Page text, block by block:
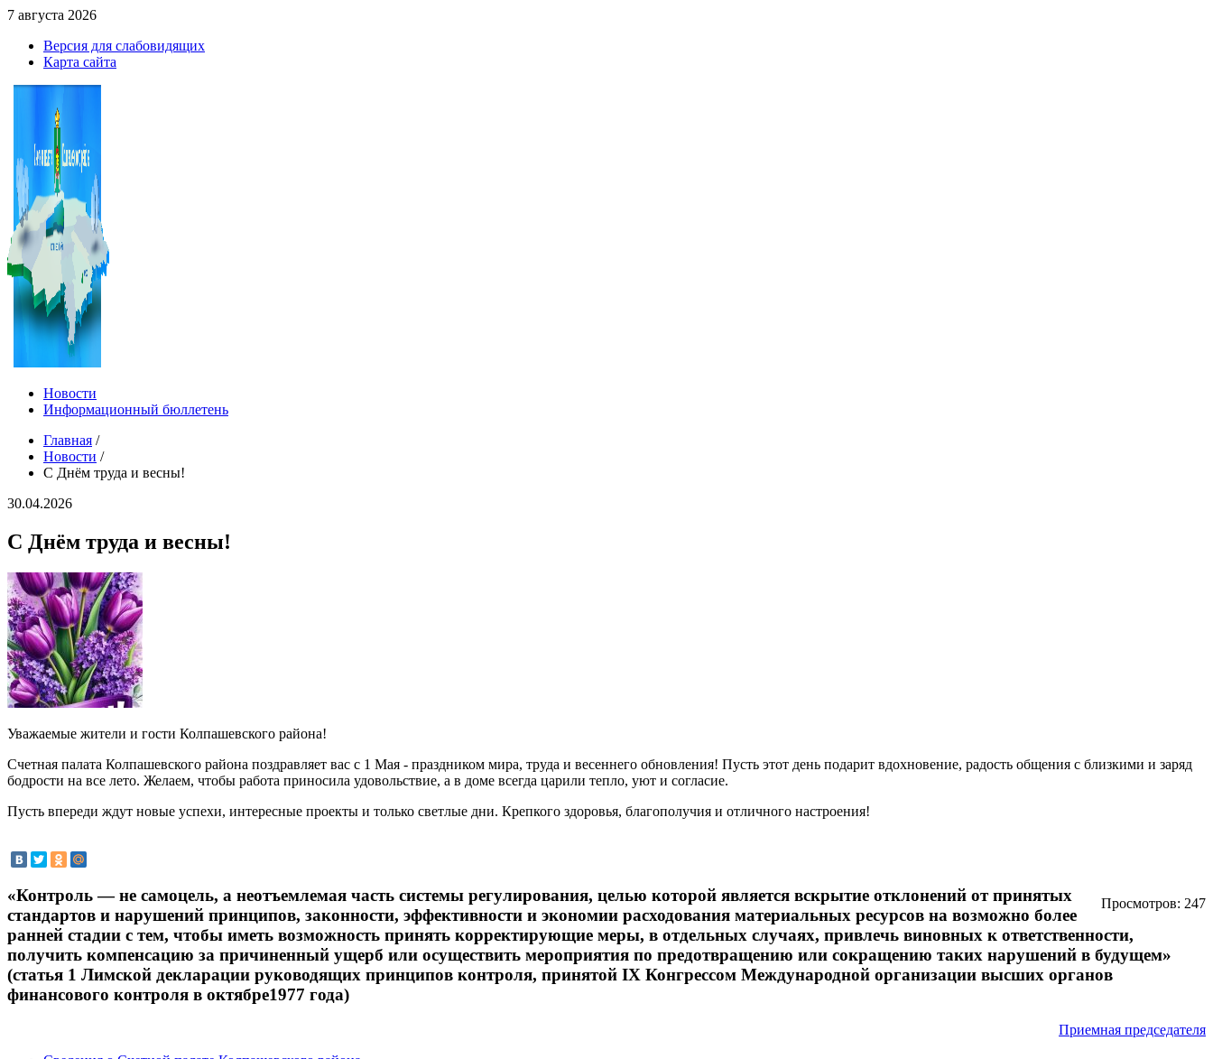
7 августа 2026
Версия для слабовидящих
Карта сайта
Новости
Информационный бюллетень
Главная /
Новости /
С Днём труда и весны!
30.04.2026
С Днём труда и весны!
Уважаемые жители и гости Колпашевского района!
Счетная палата Колпашевского района поздравляет вас с 1 Мая - праздником мира, труда и весеннего обновления! Пусть этот день подарит вдохновение, радость общения с близкими и заряд
бодрости на все лето. Желаем, чтобы работа приносила удовольствие, а в доме всегда царили тепло, уют и согласие.
Пусть впереди ждут новые успехи, интересные проекты и только светлые дни. Крепкого здоровья, благополучия и отличного настроения!
Просмотров: 247
«Контроль — не самоцель, а неотъемлемая часть системы регулирования, целью которой является вскрытие отклонений от принятых
стандартов и нарушений принципов, законности, эффективности и экономии расходования материальных ресурсов на возможно более
ранней стадии с тем, чтобы иметь возможность принять корректирующие меры, в отдельных случаях, привлечь виновных к ответственности,
получить компенсацию за причиненный ущерб или осуществить мероприятия по предотвращению или сокращению таких нарушений в будущем»
(статья 1 Лимской декларации руководящих принципов контроля, принятой IX Конгрессом Международной организации высших органов
финансового контроля в октябре1977 года)
Приемная председателя